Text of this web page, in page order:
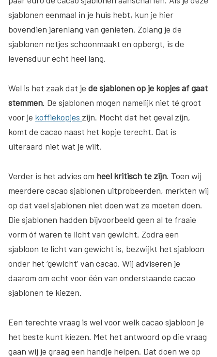
sjablonen eenmaal in je huis hebt, kun je hier
bovendien jarenlang van genieten. Zolang je de
sjablonen netjes schoonmaakt en opbergt, is de
levensduur echt heel lang.
Wel is het zaak dat je de sjablonen op je kopjes af gaat
stemmen. De sjablonen mogen namelijk niet té groot
voor je koffiekopjes zijn. Mocht dat het geval zijn,
komt de cacao naast het kopje terecht. Dat is
uiteraard niet wat je wilt.
Verder is het advies om heel kritisch te zijn. Toen wij
meerdere cacao sjablonen uitprobeerden, merkten wij
op dat veel sjablonen niet doen wat ze moeten doen.
Die sjablonen hadden bijvoorbeeld geen al te fraaie
vorm óf waren te licht van gewicht. Zodra een
sjabloon te licht van gewicht is, bezwijkt het sjabloon
onder het ‘gewicht’ van cacao. Wij adviseren je
daarom om echt voor één van onderstaande cacao
sjablonen te kiezen.
Een terechte vraag is wel voor welk cacao sjabloon je
het beste kunt kiezen. Met het antwoord op die vraag
gaan wij je graag een handje helpen. Dat doen we op